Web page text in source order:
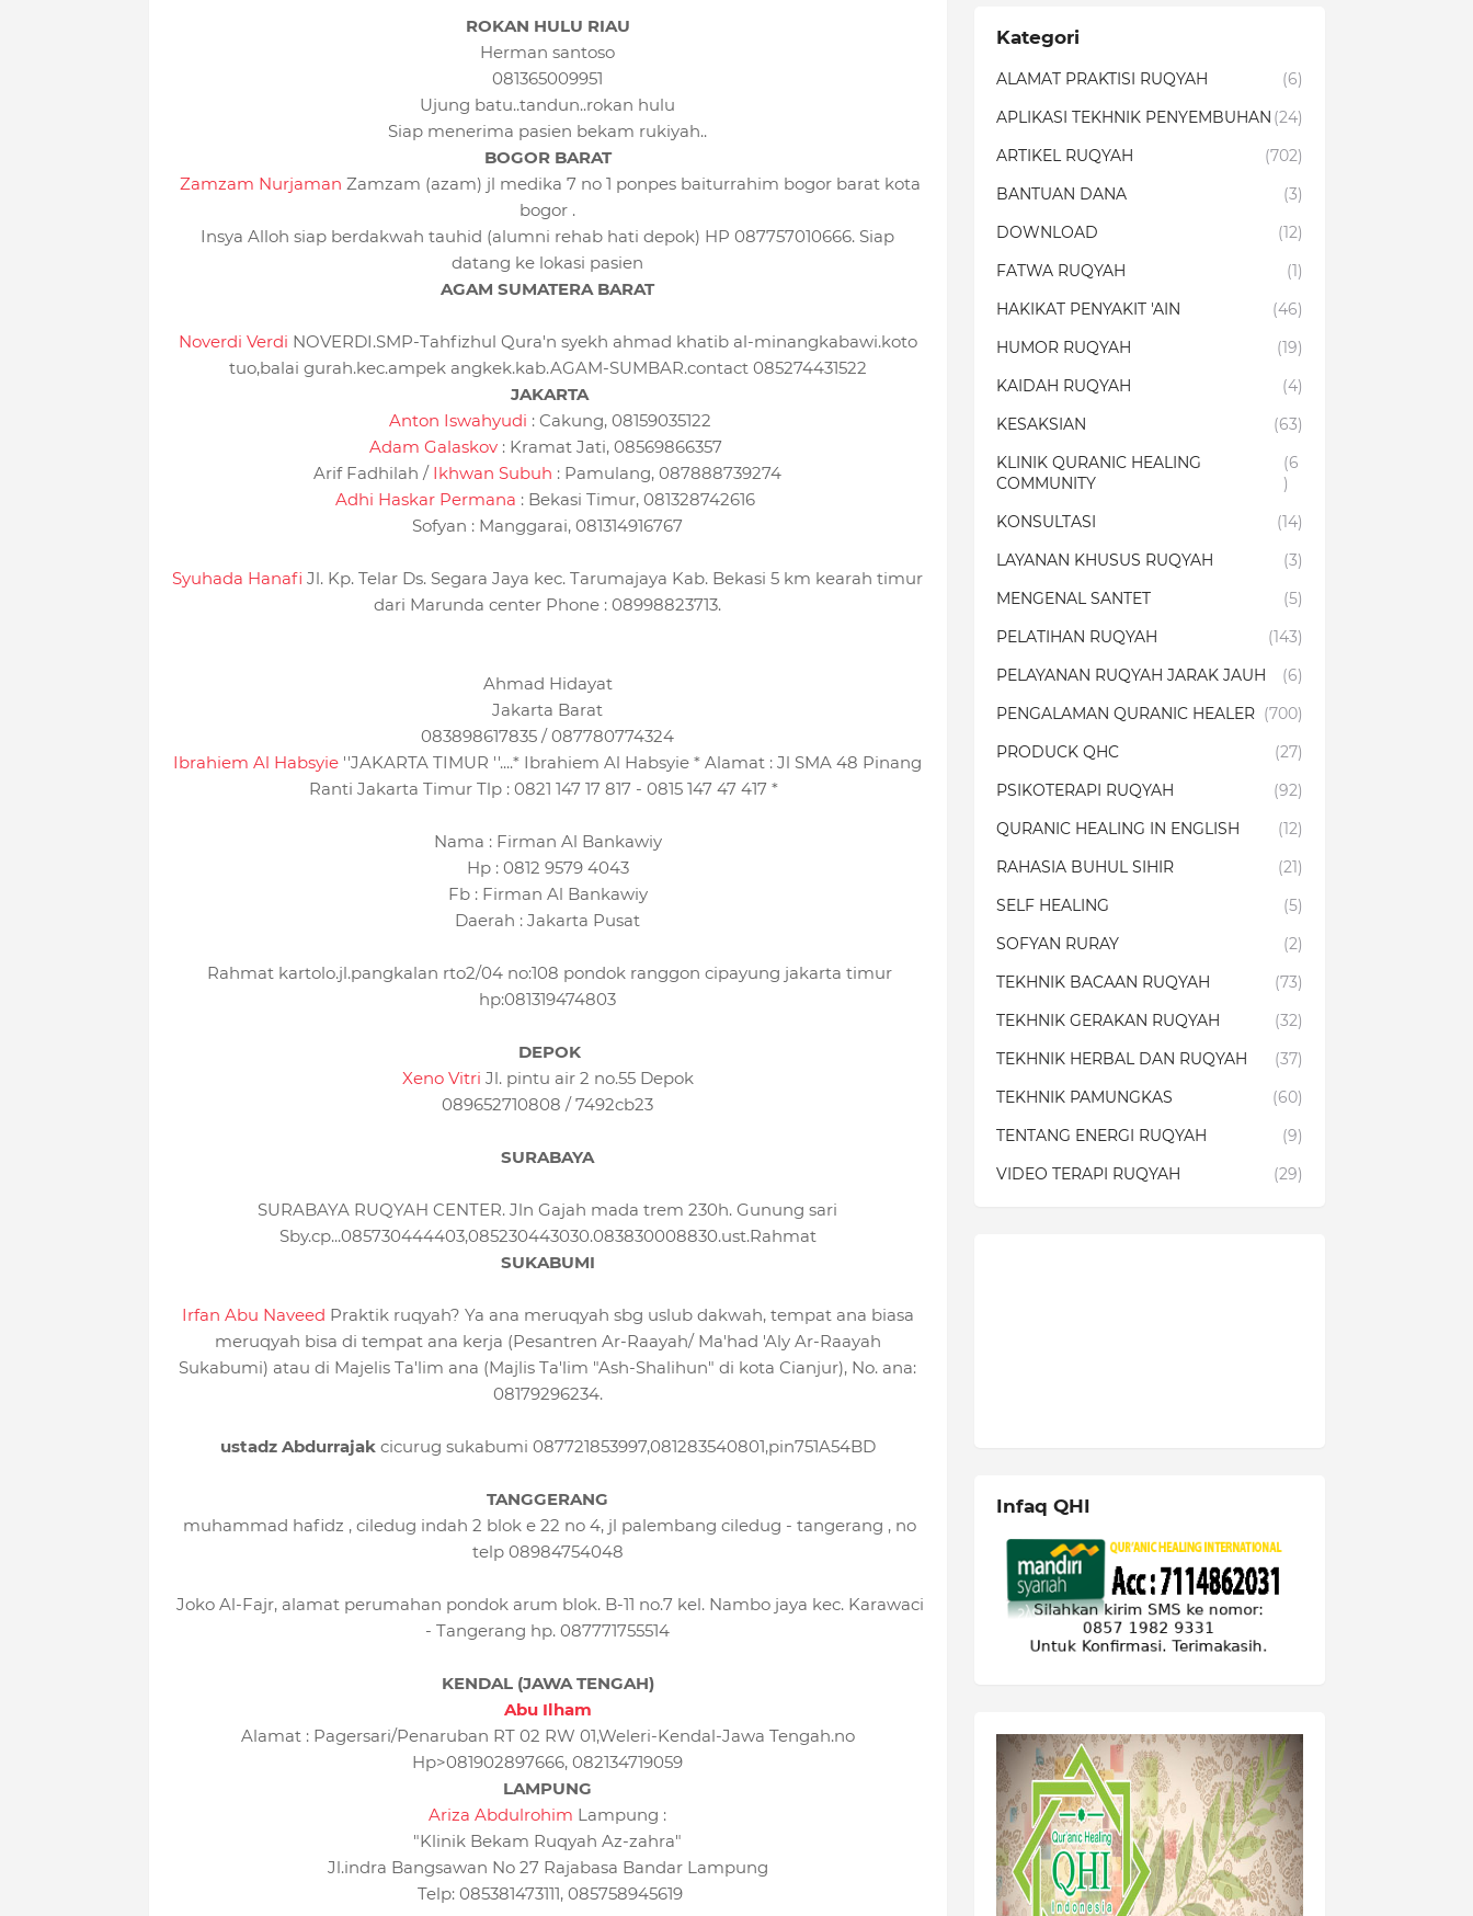
ROKAN HULU RIAU
Herman santoso
081365009951
Ujung batu..tandun..rokan hulu
Siap menerima pasien bekam rukiyah..
BOGOR BARAT
Zamzam Nurjaman Zamzam (azam) jl medika 7 no 1 ponpes baiturrahim bogor barat kota
bogor .
Insya Alloh siap berdakwah tauhid (alumni rehab hati depok) HP 087757010666. Siap
datang ke lokasi pasien
AGAM SUMATERA BARAT
Noverdi Verdi NOVERDI.SMP-Tahfizhul Qura'n syekh ahmad khatib al-minangkabawi.koto
tuo,balai gurah.kec.ampek angkek.kab.AGAM-SUMBAR.contact 085274431522
JAKARTA
Anton Iswahyudi : Cakung, 08159035122
Adam Galaskov: Kramat Jati, 08569866357
Arif Fadhilah / Ikhwan Subuh : Pamulang, 087888739274
Adhi Haskar Permana : Bekasi Timur, 081328742616
Sofyan : Manggarai, 081314916767
Syuhada Hanafi Jl. Kp. Telar Ds. Segara Jaya kec. Tarumajaya Kab. Bekasi 5 km kearah timur
dari Marunda center Phone : 08998823713.
Ahmad Hidayat
Jakarta Barat
083898617835 / 087780774324
Ibrahiem Al Habsyie ''JAKARTA TIMUR ''....* Ibrahiem Al Habsyie * Alamat : Jl SMA 48 Pinang
Ranti Jakarta Timur Tlp : 0821 147 17 817 - 0815 147 47 417 *
Nama : Firman Al Bankawiy
Hp : 0812 9579 4043
Fb : Firman Al Bankawiy
Daerah : Jakarta Pusat
Rahmat kartolo.jl.pangkalan rto2/04 no:108 pondok ranggon cipayung jakarta timur
hp:081319474803
DEPOK
Xeno Vitri Jl. pintu air 2 no.55 Depok
089652710808 / 7492cb23
SURABAYA
SURABAYA RUQYAH CENTER. Jln Gajah mada trem 230h. Gunung sari
Sby.cp...085730444403,085230443030.083830008830.ust.Rahmat
SUKABUMI
Irfan Abu Naveed Praktik ruqyah? Ya ana meruqyah sbg uslub dakwah, tempat ana biasa
meruqyah bisa di tempat ana kerja (Pesantren Ar-Raayah/ Ma'had 'Aly Ar-Raayah
Sukabumi) atau di Majelis Ta'lim ana (Majlis Ta'lim "Ash-Shalihun" di kota Cianjur), No. ana:
08179296234.
ustadz Abdurrajak cicurug sukabumi 087721853997,081283540801,pin751A54BD
TANGGERANG
muhammad hafidz , ciledug indah 2 blok e 22 no 4, jl palembang ciledug - tangerang , no
telp 08984754048
Joko Al-Fajr, alamat perumahan pondok arum blok. B-11 no.7 kel. Nambo jaya kec. Karawaci
- Tangerang hp. 087771755514
KENDAL (JAWA TENGAH)
Abu Ilham
Alamat : Pagersari/Penaruban RT 02 RW 01,Weleri-Kendal-Jawa Tengah.no
Hp>081902897666, 082134719059
LAMPUNG
Ariza Abdulrohim Lampung :
"Klinik Bekam Ruqyah Az-zahra"
Jl.indra Bangsawan No 27 Rajabasa Bandar Lampung
Telp: 085381473111, 085758945619
Kategori
ALAMAT PRAKTISI RUQYAH
(6)
APLIKASI TEKHNIK PENYEMBUHAN (24)
ARTIKEL RUQYAH
(702)
BANTUAN DANA
(3)
DOWNLOAD
(12)
FATWA RUQYAH
(1)
HAKIKAT PENYAKIT 'AIN
(46)
HUMOR RUQYAH
(19)
KAIDAH RUQYAH
(4)
KESAKSIAN
(63)
KLINIK QURANIC HEALING
COMMUNITY
(6
)
KONSULTASI
(14)
LAYANAN KHUSUS RUQYAH
(3)
MENGENAL SANTET
(5)
PELATIHAN RUQYAH
(143)
PELAYANAN RUQYAH JARAK JAUH
(6)
PENGALAMAN QURANIC HEALER (700)
PRODUCK QHC
(27)
PSIKOTERAPI RUQYAH
(92)
QURANIC HEALING IN ENGLISH
(12)
RAHASIA BUHUL SIHIR
(21)
SELF HEALING
(5)
SOFYAN RURAY
(2)
TEKHNIK BACAAN RUQYAH
(73)
TEKHNIK GERAKAN RUQYAH
(32)
TEKHNIK HERBAL DAN RUQYAH
(37)
TEKHNIK PAMUNGKAS
(60)
TENTANG ENERGI RUQYAH
(9)
VIDEO TERAPI RUQYAH
(29)
Infaq QHI